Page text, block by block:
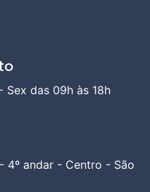
Sex das 09h às 18h
4º andar - Centro - São